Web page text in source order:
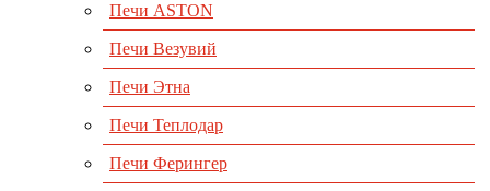
Печи ASTON
Печи Везувий
Печи Этна
Печи Теплодар
Печи Ферингер